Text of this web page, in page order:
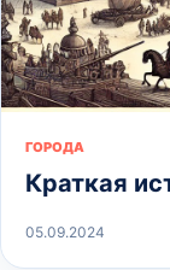
ГОРОДА
Краткая
05.09.2024